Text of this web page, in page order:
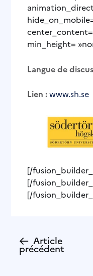
center_content=
min_height=
Langue de
Lien : www.sh.se
[/
[/
[/
← Article
précédent